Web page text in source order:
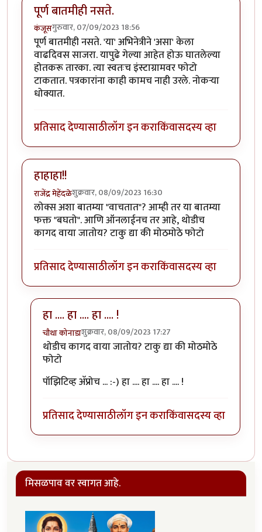
पूर्ण बातमीही नसते.
कंजूसगुरुवार, 07/09/2023 18:56
पूर्ण बातमीही नसते. 'या' अभिनेत्रीने 'असा' केला
वाढदिवस साजरा. यापुढे गेल्या आहेत होऊ घातलेल्या
होतकरू तारका. त्या स्वतःच इंस्टाग्रामवर फोटो
टाकतात. पत्रकारांना काही कामच नाही उरले. नोकऱ्या
धोक्यात.
प्रतिसाद देण्यासाठीलॉग इन कराकिंवासदस्य व्हा
हाहाहा!!
राजेंद्र मेहेंदळेशुक्रवार, 08/09/2023 16:30
लोक्स अशा बातम्या "वाचतात"? आम्ही तर या बातम्या
फक्त "बघतो". आणि ऑनलाईनच तर आहे, थोडीच
कागद वाया जातोय? टाकु द्या की मोठमोठे फोटो
प्रतिसाद देण्यासाठीलॉग इन कराकिंवासदस्य व्हा
हा .... हा .... हा .... !
चौथा कोनाडाशुक्रवार, 08/09/2023 17:27
In reply toहाहाहा!!byराजेंद्र मेहेंदळे
थोडीच कागद वाया जातोय? टाकु द्या की मोठमोठे
फोटो
पॉझिटिव्ह अ‍ॅप्रोच ... :-) हा .... हा .... हा .... !
प्रतिसाद देण्यासाठीलॉग इन कराकिंवासदस्य व्हा
मिसळपाव वर स्वागत आहे.